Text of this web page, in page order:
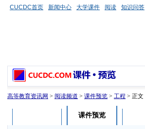
CUCDC首页 新闻中心 大学课件 阅读 知识问答
高等教育资讯网 > 阅读频道 > 课件预览 > 工程 > 正文
课件预览